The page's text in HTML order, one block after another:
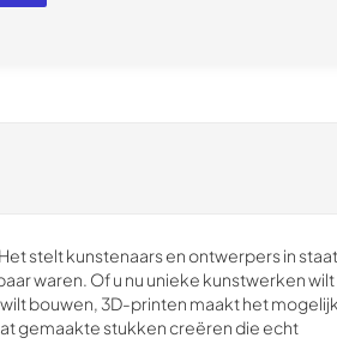
stelt kunstenaars en ontwerpers in staat
waren. Of u nu unieke kunstwerken wilt
bouwen, 3D-printen maakt het
gemaakte stukken creëren die echt